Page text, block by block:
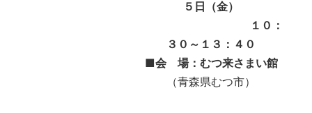
５日（金）
１０：
３０～１３：４０
■会 場：むつ来さまい館
（青森県むつ市）